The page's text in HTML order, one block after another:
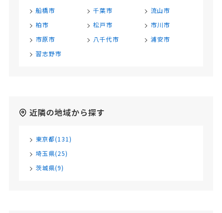
船橋市 千葉市
流山市
柏市
松戸市
市川市
市原市
八千代市
浦安市
習志野市
近隣の地域から探す
東京都(131)
埼玉県(25)
茨城県(9)